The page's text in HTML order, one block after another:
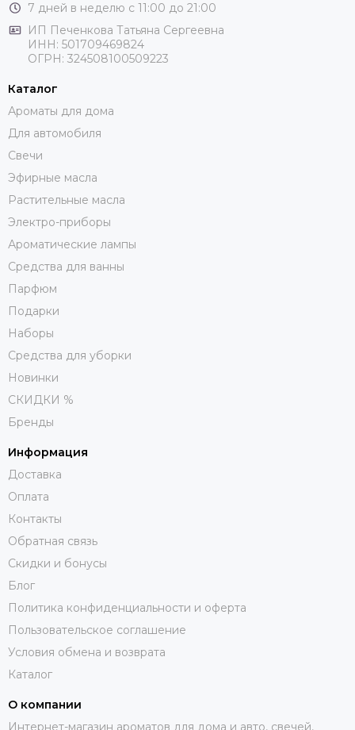
7 дней в неделю с 11:00 до 21:00
ИП Печенкова Татьяна Сергеевна
ИНН: 501709469824
ОГРН: 324508100509223
Каталог
Ароматы для дома
Для автомобиля
Свечи
Эфирные масла
Растительные масла
Электро-приборы
Ароматические лампы
Средства для ванны
Парфюм
Подарки
Наборы
Средства для уборки
Новинки
СКИДКИ %
Бренды
Информация
Доставка
Оплата
Контакты
Обратная связь
Скидки и бонусы
Блог
Политика конфиденциальности и оферта
Пользовательское соглашение
Условия обмена и возврата
Каталог
О компании
Интернет-магазин ароматов для дома и авто, свечей,